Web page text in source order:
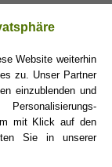
paar Links:
(20.10.2019 17:55)
Website weiterhin
zu. Unser Partner
einzublenden und
mit Klick auf den
Sie in unserer